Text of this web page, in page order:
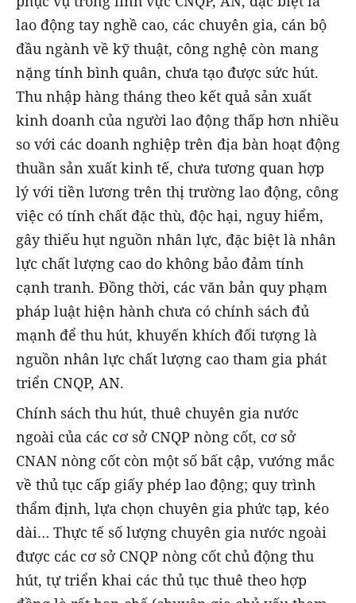
lao động tay nghề cao, các chuyên gia, cán bộ
đầu ngành về kỹ thuật, công nghệ còn mang
nặng tính bình quân, chưa tạo được sức hút.
Thu nhập hàng tháng theo kết quả sản xuất
kinh doanh của người lao động thấp hơn nhiều
so với các doanh nghiệp trên địa bàn hoạt động
thuần sản xuất kinh tế, chưa tương quan hợp
lý với tiền lương trên thị trường lao động, công
việc có tính chất đặc thù, độc hại, nguy hiểm,
gây thiếu hụt nguồn nhân lực, đặc biệt là nhân
lực chất lượng cao do không bảo đảm tính
cạnh tranh. Đồng thời, các văn bản quy phạm
pháp luật hiện hành chưa có chính sách đủ
mạnh để thu hút, khuyến khích đối tượng là
nguồn nhân lực chất lượng cao tham gia phát
triển CNQP, AN.
Chính sách thu hút, thuê chuyên gia nước
ngoài của các cơ sở CNQP nòng cốt, cơ sở
CNAN nòng cốt còn một số bất cập, vướng mắc
về thủ tục cấp giấy phép lao động; quy trình
thẩm định, lựa chọn chuyên gia phức tạp, kéo
dài… Thực tế số lượng chuyên gia nước ngoài
được các cơ sở CNQP nòng cốt chủ động thu
hút, tự triển khai các thủ tục thuê theo hợp